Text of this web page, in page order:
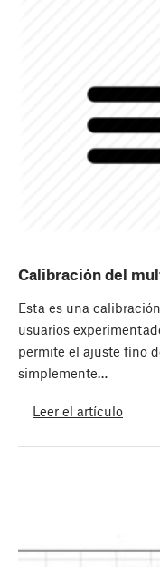
Calibración del
Esta es una
usuarios
permite el ajuste fino
simplemente…
Leer el artículo